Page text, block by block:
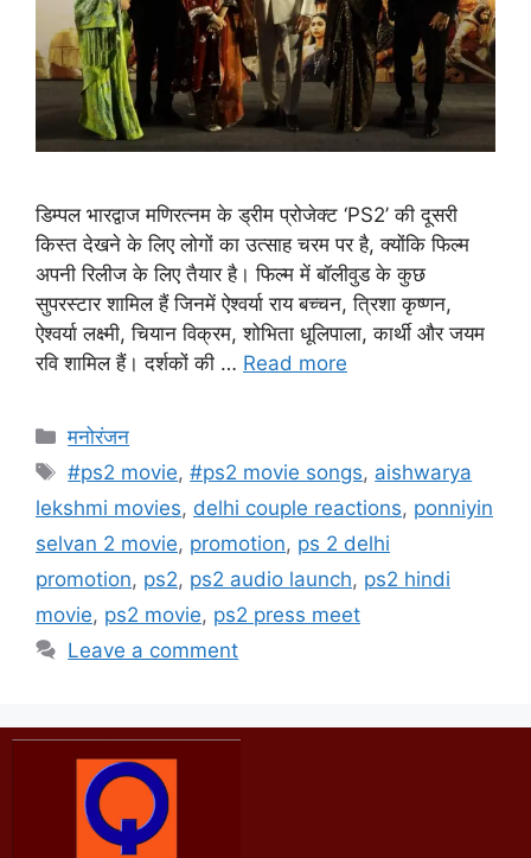
डिम्पल भारद्वाज मणिरत्नम के ड्रीम प्रोजेक्ट ‘PS2’ की दूसरी
किस्त देखने के लिए लोगों का उत्साह चरम पर है, क्योंकि फिल्म
अपनी रिलीज के लिए तैयार है। फिल्म में बॉलीवुड के कुछ
सुपरस्टार शामिल हैं जिनमें ऐश्वर्या राय बच्चन, त्रिशा कृष्णन,
ऐश्वर्या लक्ष्मी, चियान विक्रम, शोभिता धूलिपाला, कार्थी और जयम
रवि शामिल हैं। दर्शकों की … Read more
मनोरंजन
#ps2 movie,#ps2 movie songs, aishwarya
lekshmi movies, delhi couple reactions, ponniyin
selvan 2 movie, promotion, ps 2 delhi
promotion, ps2, ps2 audio launch, ps2 hindi
movie, ps2 movie, ps2 press meet
Leave a comment